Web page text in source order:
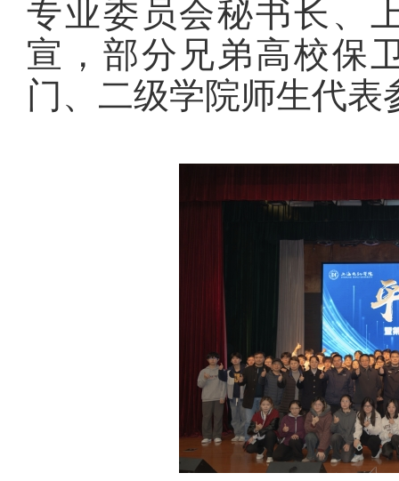
专业委员会秘书长、
宣，部分兄弟高校保
门、 二级学院师生代表